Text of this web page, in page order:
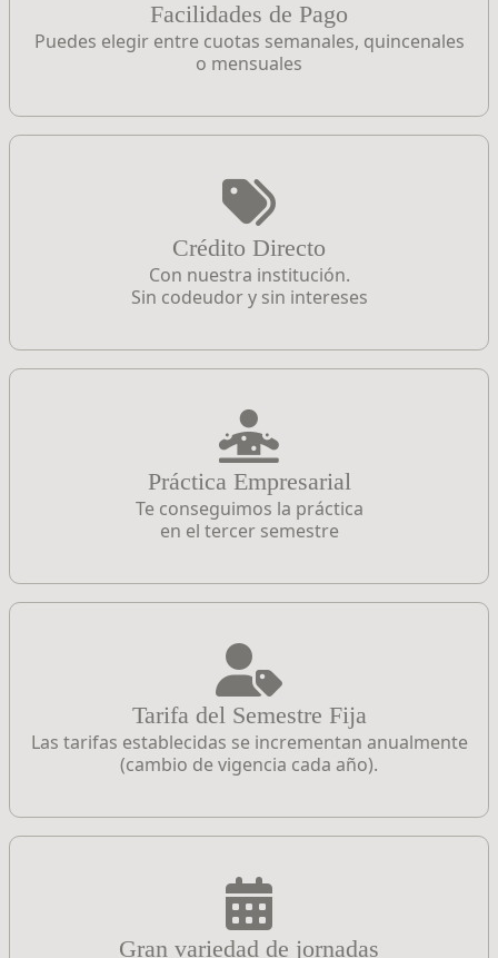
Facilidades de Pago
Puedes elegir entre cuotas semanales, quincenales
o mensuales
Crédito Directo
Con nuestra institución.
Sin codeudor y sin intereses
Práctica Empresarial
Te conseguimos la práctica
en el tercer semestre
Tarifa del Semestre Fija
Las tarifas establecidas se incrementan anualmente
(cambio de vigencia cada año).
Gran variedad de jornadas